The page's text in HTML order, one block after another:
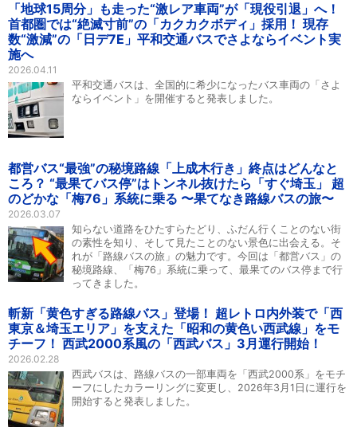
「地球15周分」も走った“激レア車両”が「現役引退」へ！
首都圏では“絶滅寸前”の「カクカクボディ」採用！ 現存
数“激減”の「日デ7E」平和交通バスでさよならイベント実
施へ
2026.04.11
平和交通バスは、全国的に希少になったバス車両の「さよ
ならイベント」を開催すると発表しました。
都営バス“最強”の秘境路線「上成木行き」終点はどんなと
ころ？ “最果てバス停”はトンネル抜けたら「すぐ埼玉」 超
のどかな「梅76」系統に乗る 〜果てなき路線バスの旅〜
2026.03.07
知らない道路をひたすらたどり、ふだん行くことのない街
の素性を知り、そして見たことのない景色に出会える。そ
れが「路線バスの旅」の魅力です。今回は「都営バス」の
秘境路線、「梅76」系統に乗って、最果てのバス停まで行
ってきました。
斬新「黄色すぎる路線バス」登場！ 超レトロ内外装で「西
東京＆埼玉エリア」を支えた「昭和の黄色い西武線」をモ
チーフ！ 西武2000系風の「西武バス」3月運行開始！
2026.02.28
西武バスは、路線バスの一部車両を「西武2000系」をモチ
ーフにしたカラーリングに変更し、2026年3月1日に運行を
開始すると発表しました。